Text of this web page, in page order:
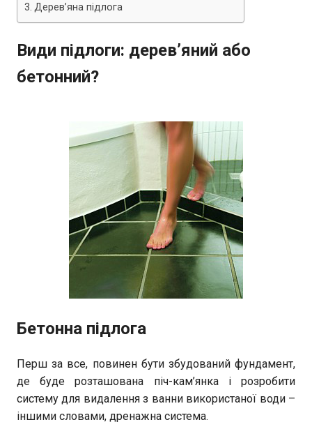
Дерев’яна підлога
Види підлоги: дерев’яний або
бетонний?
Бетонна підлога
Перш за все, повинен бути збудований фундамент,
де буде розташована піч-кам’янка і розробити
систему для видалення з ванни використаної води –
іншими словами, дренажна система.